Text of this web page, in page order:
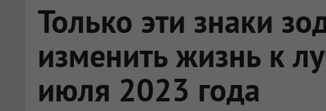
Только эти знаки
изменить жизнь к
июля 2023 года